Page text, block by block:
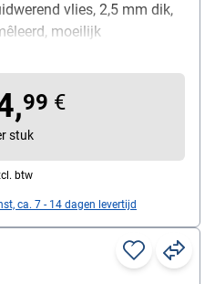
vlies, 2,5 mm dik,
moeilijk
C, afmetingen (B/H): 65 x
Hammerbacher
99 €
stuk
btw
ca. 7 - 14 dagen levertijd